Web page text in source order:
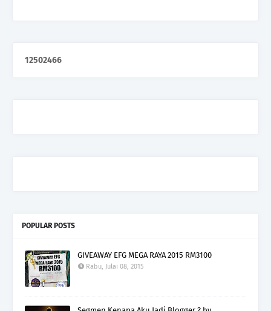
12502466
POPULAR POSTS
GIVEAWAY EFG MEGA RAYA 2015 RM3100
Rabu, Julai 08, 2015